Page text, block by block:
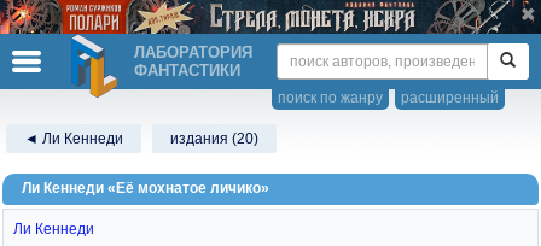
ЛАБОРАТОРИЯ
ФАНТАСТИКИ
расширенный
поиск по жанру
◄ Ли Кеннеди издания (20)
Ли Кеннеди «Её мохнатое личико»
Ли Кеннеди